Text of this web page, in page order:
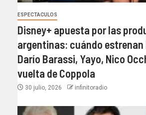
ESPECTACULOS
Disney+ apuesta por las
argentinas: cuándo estrenan
Darío Barassi, Yayo, Nico
vuelta de Coppola
30 julio, 2026 infinitoradio